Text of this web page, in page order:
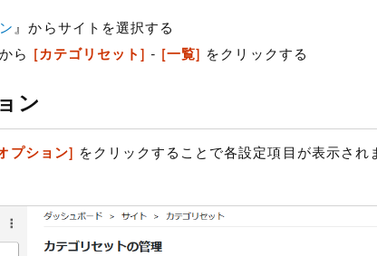
』からサイトを選択する
ら [カテゴリセット] - [一覧] をクリックする
ン
プション] をクリックすることで各設定項目が表示され